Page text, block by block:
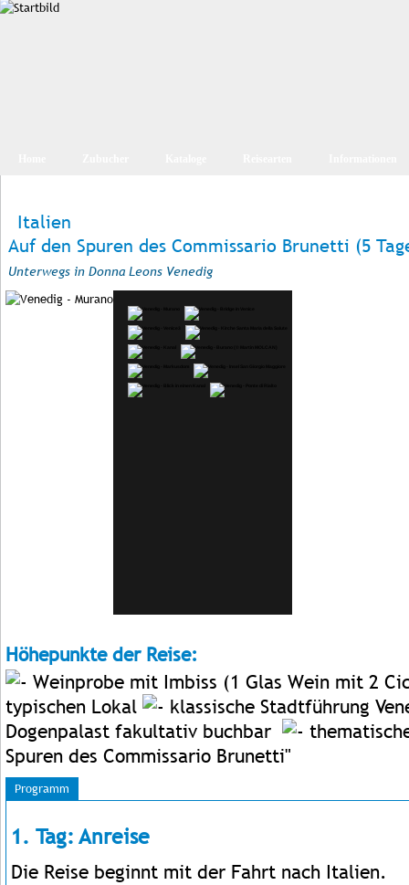
Italien
Auf den Spuren des Commissario Brunetti (5
Unterwegs in Donna Leons Venedig
Höhepunkte der Reise:
Weinprobe mit Imbiss (1 Glas Wein mit 2
typischen Lokal
klassische Stadtführung
Dogenpalast fakultativ buchbar
Spuren des Commissario Brunetti"
Programm
1. Tag: Anreise
Die Reise beginnt mit der Fahrt nach Italien.